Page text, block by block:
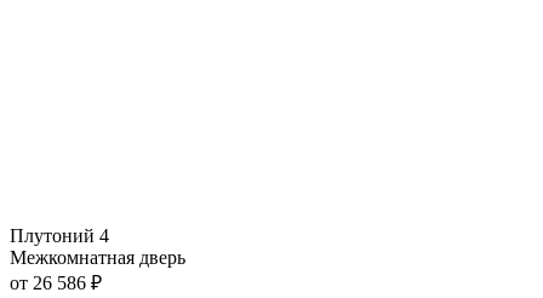
Плутоний 4
Межкомнатная дверь
от 26 586 ₽